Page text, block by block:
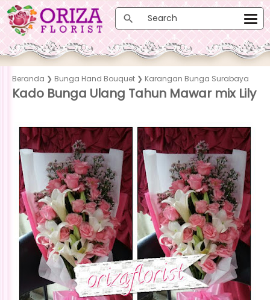
Beranda ❯ Bunga Hand Bouquet ❯ Karangan Bunga Surabaya
Kado Bunga Ulang Tahun Mawar mix Lily